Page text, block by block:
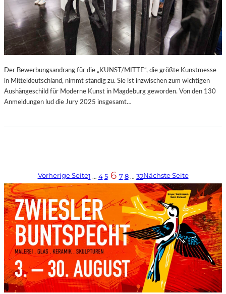
Der Bewerbungsandrang für die „KUNST/MITTE“, die größte Kunstmesse
in Mitteldeutschland, nimmt ständig zu. Sie ist inzwischen zum wichtigen
Aushängeschild für Moderne Kunst in Magdeburg geworden. Von den 130
Anmeldungen lud die Jury 2025 insgesamt…
Vorherige Seite1 … 4 5 6 7 8 … 32Nächste Seite